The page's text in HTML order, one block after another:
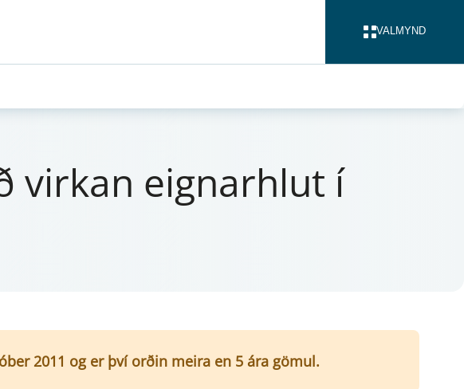
VALMYND
virk­an eign­ar­hlut í
2011 og er því orðin meira en 5 ára gömul.